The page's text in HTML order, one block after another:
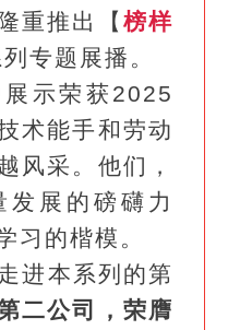
重推出【 榜样
专题展播。
示荣获2025
术能手和劳动
风采。他们，
发展的磅礴力
习的楷模。
进本系列的第
二公司，荣膺